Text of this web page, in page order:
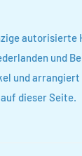
autorisierte
und
und
dieser Seite.